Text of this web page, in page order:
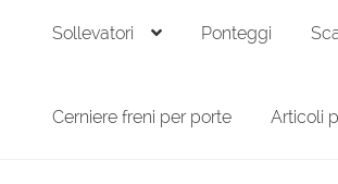
Sollevatori Ponteggi
Cerniere freni per porte Articoli